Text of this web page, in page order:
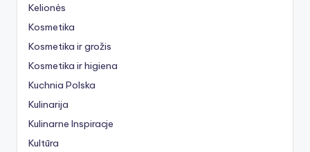
Kelionės
Kosmetika
Kosmetika ir grožis
Kosmetika ir higiena
Kuchnia Polska
Kulinarija
Kulinarne Inspiracje
Kultūra